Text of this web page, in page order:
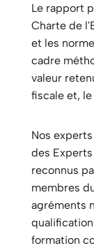
Le rapport
Charte de
et les
cadre
valeur
fiscale et,
Nos
des
reconnus
membres
agréments
formation